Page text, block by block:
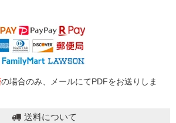
の場合のみ、メールにてPDFをお送りしま
送料について